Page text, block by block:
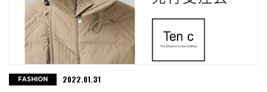
FASHION 2022.01.31